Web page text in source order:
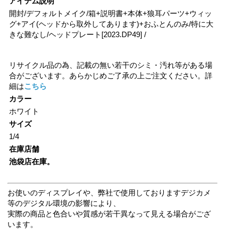
開封/デフォルトメイク/箱+説明書+本体+狼耳パーツ+ウィッ
グ+アイ(ヘッドから取外してあります)+おふとんのみ/特に大
きな難なし/ヘッドプレート[2023.DP49] /
リサイクル品の為、記載の無い若干のシミ・汚れ等がある場
合がございます。あらかじめご了承の上ご注文ください。詳
細はこちら
カラー
ホワイト
サイズ
1/4
在庫店舗
池袋店在庫。
お使いのディスプレイや、弊社で使用しておりますデジカメ
等のデジタル環境の影響により、
実際の商品と色合いや質感が若干異なって見える場合がござ
います。